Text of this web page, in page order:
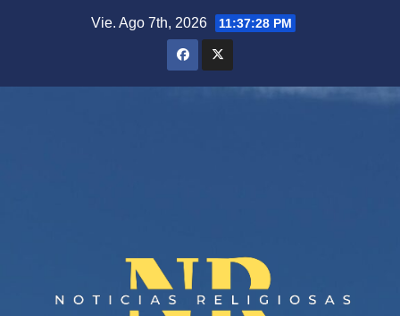
Vie. Ago 7th, 2026 11:37:28 PM